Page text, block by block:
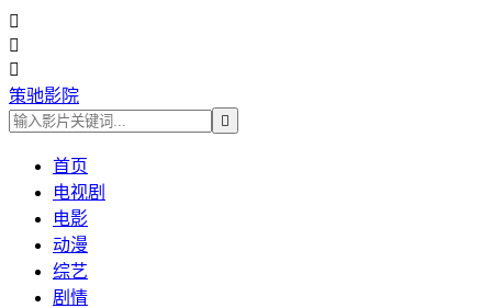



策驰影院

首页
电视剧
电影
动漫
综艺
剧情